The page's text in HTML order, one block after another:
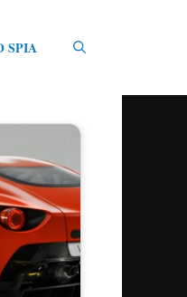
SPIA